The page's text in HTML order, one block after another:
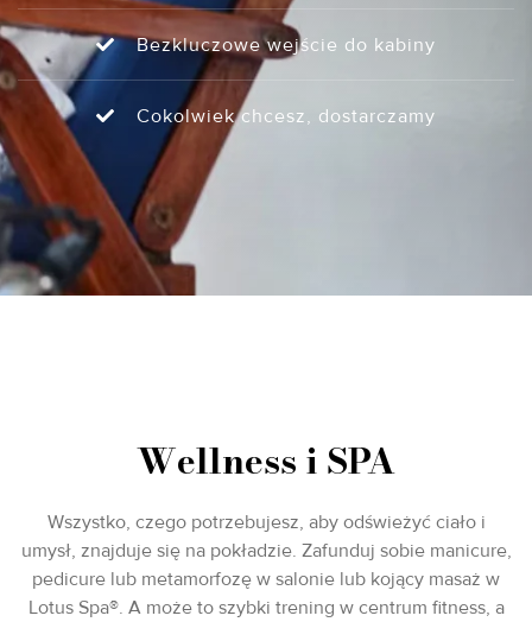
Bezkluczowe wejście do kabiny
Cokolwiek chcesz, dostarczamy
Wellness i SPA
Wszystko, czego potrzebujesz, aby odświeżyć ciało i
umysł, znajduje się na pokładzie. Zafunduj sobie manicure,
pedicure lub metamorfozę w salonie lub kojący masaż w
Lotus Spa®. A może to szybki trening w centrum fitness, a